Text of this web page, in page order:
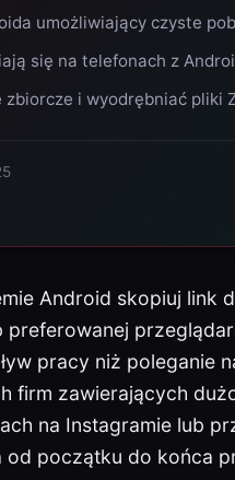
umożliwiający czyste
się na telefonach z
i wyodrębniać pliki
Android skopiuj link
pracy niż poleganie
firm zawierających
na Instagramie lub
początku do końca